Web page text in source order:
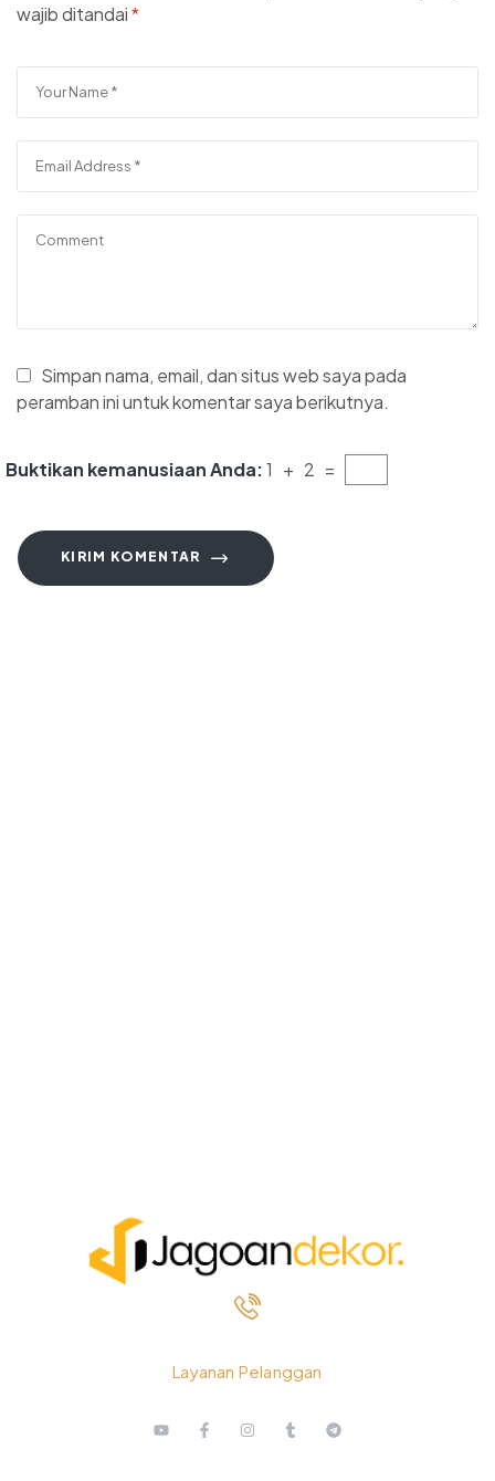
wajib ditandai*
Simpan nama, email, dan situs web saya pada
peramban ini untuk komentar saya berikutnya.
Buktikan kemanusiaan Anda:1 + 2 =
KIRIM KOMENTAR
Layanan Pelanggan